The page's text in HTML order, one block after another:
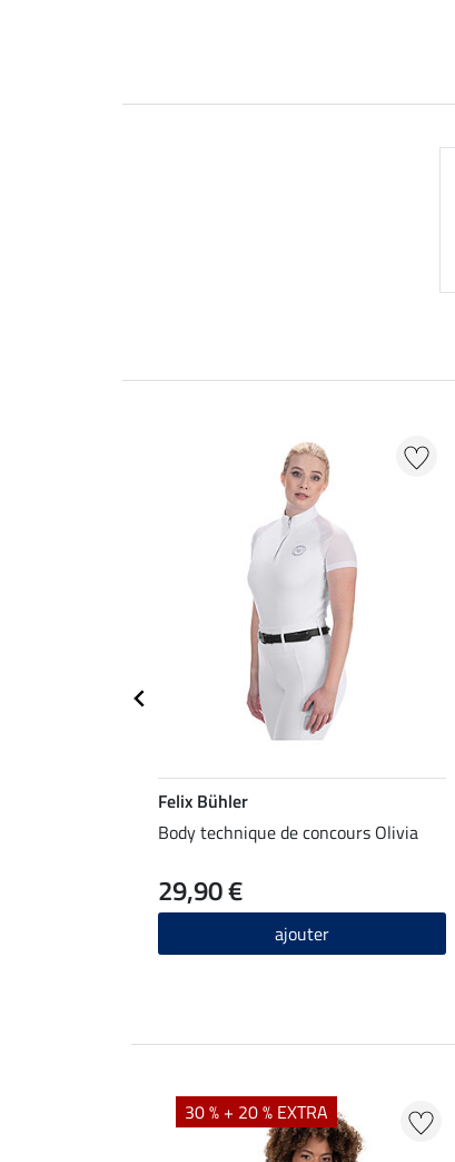
Felix Bühler
Body technique de concours Olivia
29,90 €
ajouter
30 % + 20 % EXTRA